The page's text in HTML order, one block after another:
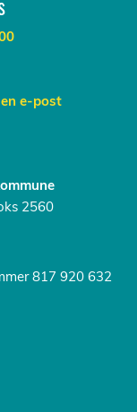
e-post
2560
817 920 632